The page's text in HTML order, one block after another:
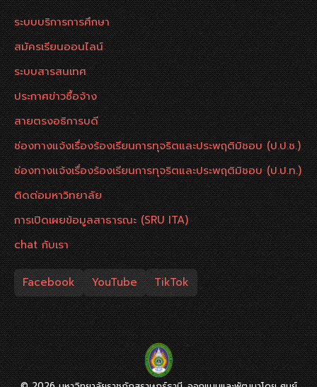
ระบบบริการการศึกษา
สมัครเรียนออนไลน์
ระบบสารสนเทศ
ประกาศข่าวซื้อจ้าง
สายตรงอธิการบดี
ช่องทางแจ้งเรื่องร้องเรียนการทุจริตและประพฤติมิชอบ (ป.ป.ช.)
ช่องทางแจ้งเรื่องร้องเรียนการทุจริตและประพฤติมิชอบ (ป.ป.ท.)
ติดต่อมหาวิทยาลัย
การเปิดเผยข้อมูลสาธารณะ (SRU ITA)
chat กับเรา
Facebook YouTube TikTok